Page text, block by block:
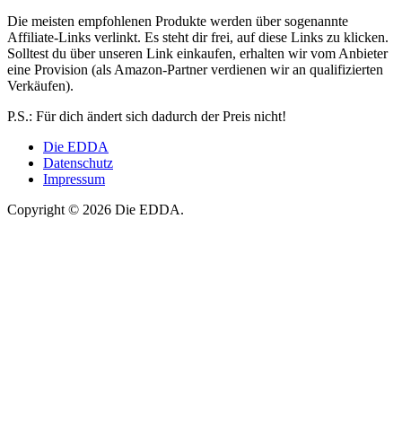
Die meisten empfohlenen Produkte werden über sogenannte
Affiliate-Links verlinkt. Es steht dir frei, auf diese Links zu klicken.
Solltest du über unseren Link einkaufen, erhalten wir vom Anbieter
eine Provision (als Amazon-Partner verdienen wir an qualifizierten
Verkäufen).
P.S.: Für dich ändert sich dadurch der Preis nicht!
Die EDDA
Datenschutz
Impressum
Copyright © 2026 Die EDDA.